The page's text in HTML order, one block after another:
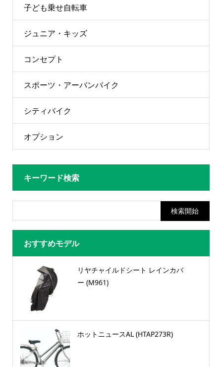
子ども乗せ自転車
ジュニア・キッズ
コンセプト
スポーツ・アーバンバイク
シティバイク
オプション
キーワード検索
おすすめモデル
リヤチャイルドシート レインカバ
ー (M961)
ホットニュースAL (HTAP273R)